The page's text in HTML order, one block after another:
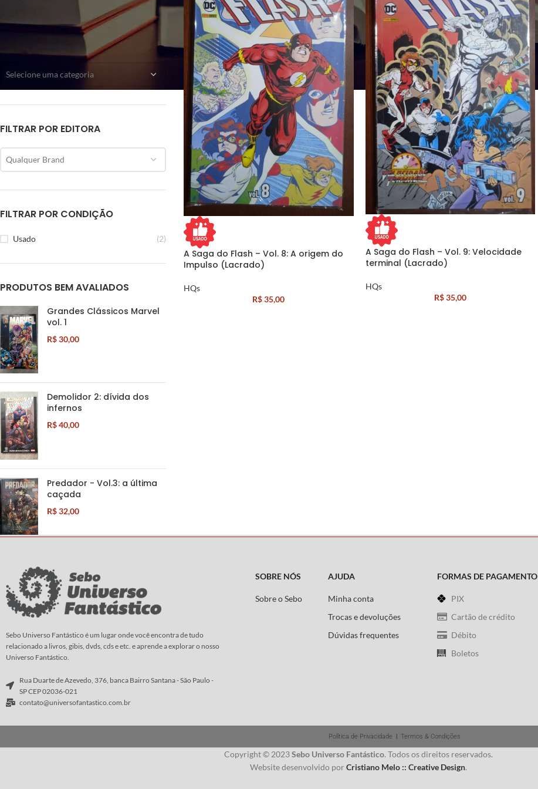
Selecione uma categoria
FILTRAR POR EDITORA
Qualquer Brand
FILTRAR POR CONDIÇÃO
Usado (2)
PRODUTOS BEM AVALIADOS
Grandes Clássicos Marvel
vol. 1
R$30,00
Demolidor 2: dívida dos
infernos
R$40,00
Predador - Vol.3: a última
caçada
R$32,00
A Saga do Flash – Vol. 8: A origem do
Impulso (Lacrado)
HQs
R$35,00
A Saga do Flash – Vol. 9: Velocidade
terminal (Lacrado)
HQs
R$35,00
Sebo Universo Fantástico é um lugar onde você encontra de tudo
relacionado a livros, gibis, dvds, cds e etc. e aprende a explorar o nosso
Universo Fantástico.
Rua Duarte de Azevedo, 376, banca Bairro Santana - São Paulo -
SP CEP 02036-021
contato@universofantastico.com.br
SOBRE NÓS
Sobre o Sebo
AJUDA
Minha conta
Trocas e devoluções
Dúvidas frequentes
FORMAS DE PAGAMENTO
PIX
Cartão de crédito
Débito
Boletos
Política de Privacidade Termos & Condições
Copyright © 2023Sebo Universo Fantástico. Todos os direitos reservados.
Website desenvolvido por Cristiano Melo :: Creative Design.